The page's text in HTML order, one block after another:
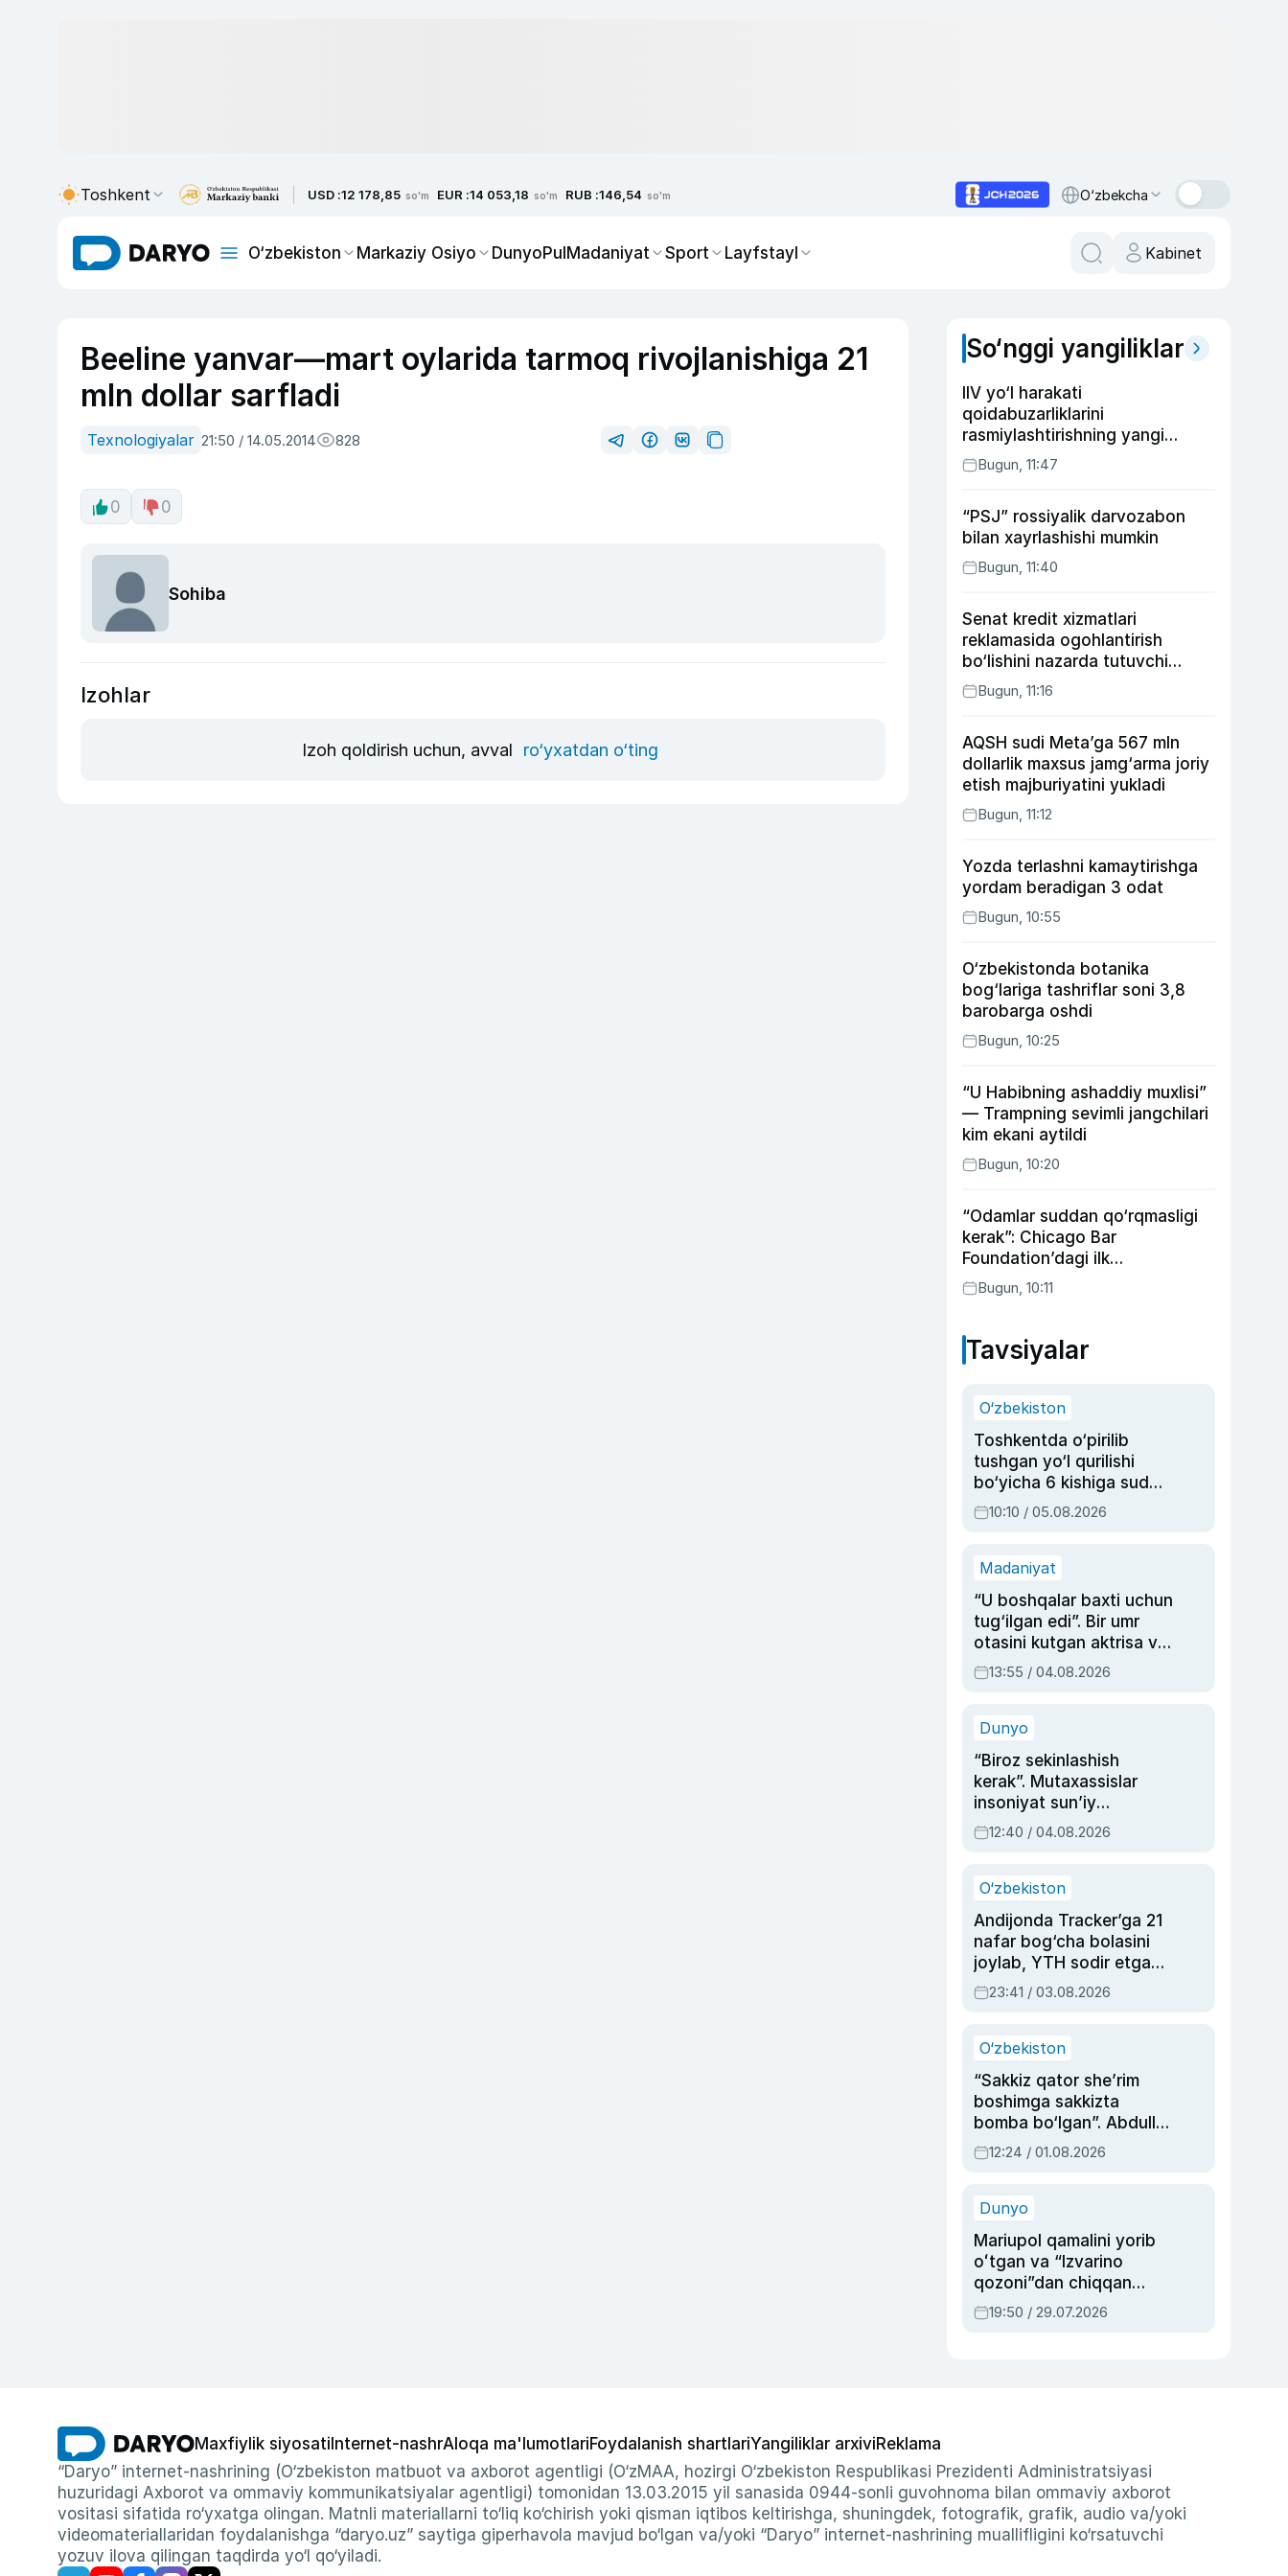
Toshkent USD :12 178,85 so'm EUR :14 053,18 so'm RUB :146,54 so'm O‘zbekcha
O‘zbekiston Markaziy Osiyo DunyoPulMadaniyat Sport Layfstayl Kabinet
Beeline yanvar—mart oylarida tarmoq rivojlanishiga 21
mln dollar sarfladi
Texnologiyalar 21:50 / 14.05.2014 828
0 0
Sohiba
Izohlar
Izoh qoldirish uchun, avval ro‘yxatdan o‘ting
So‘nggi yangiliklar
IIV yo‘l harakati
qoidabuzarliklarini
rasmiylashtirishning yangi
tartibini taklif qildi
Bugun, 11:47
“PSJ” rossiyalik darvozabon
bilan xayrlashishi mumkin
Bugun, 11:40
Senat kredit xizmatlari
reklamasida ogohlantirish
bo‘lishini nazarda tutuvchi
qonunni ma’qulladi
Bugun, 11:16
AQSH sudi Meta’ga 567 mln
dollarlik maxsus jamg‘arma joriy
etish majburiyatini yukladi
Bugun, 11:12
Yozda terlashni kamaytirishga
yordam beradigan 3 odat
Bugun, 10:55
O‘zbekistonda botanika
bog‘lariga tashriflar soni 3,8
barobarga oshdi
Bugun, 10:25
“U Habibning ashaddiy muxlisi”
— Trampning sevimli jangchilari
kim ekani aytildi
Bugun, 10:20
“Odamlar suddan qo‘rqmasligi
kerak”: Chicago Bar
Foundation’dagi ilk
o‘zbekistonlik Go‘zal
Abduaxatova
Bugun, 10:11
Tavsiyalar
O‘zbekiston
Toshkentda o‘pirilib
tushgan yo‘l qurilishi
bo‘yicha 6 kishiga sud
hukmi o‘qildi
10:10 / 05.08.2026
Madaniyat
“U boshqalar baxti uchun
tug‘ilgan edi”. Bir umr
otasini kutgan aktrisa va
dublyaj ustasi Rimma
Ahmedovaning
13:55 / 04.08.2026
Dunyo
“Biroz sekinlashish
kerak”. Mutaxassislar
insoniyat sun’iy
intellektni boshqara
olmay qolishidan xavotir
12:40 / 04.08.2026
O‘zbekiston
Andijonda Tracker’ga 21
nafar bog‘cha bolasini
joylab, YTH sodir etgan
ayolga sud hukmi o‘qildi
23:41 / 03.08.2026
O‘zbekiston
“Sakkiz qator she’rim
boshimga sakkizta
bomba bo‘lgan”. Abdulla
Oripovni siyosiy
ayblovlardan asrab
12:24 / 01.08.2026
Dunyo
Mariupol qamalini yorib
oʻtgan va “Izvarino
qozoni”dan chiqqan
qahramon — Ukraina
armiyasi bosh
19:50 / 29.07.2026
Maxfiylik siyosati Internet-nashrAloqa ma'lumotlariFoydalanish shartlariYangiliklar arxiviReklama
“Daryo” internet-nashrining (O‘zbekiston matbuot va axborot agentligi (O‘zMAA, hozirgi O‘zbekiston Respublikasi Prezidenti Administratsiyasi
huzuridagi Axborot va ommaviy kommunikatsiyalar agentligi) tomonidan 13.03.2015 yil sanasida 0944-sonli guvohnoma bilan ommaviy axborot
vositasi sifatida ro‘yxatga olingan. Matnli materiallarni to‘liq ko‘chirish yoki qisman iqtibos keltirishga, shuningdek, fotografik, grafik, audio va/yoki
videomateriallaridan foydalanishga “daryo.uz” saytiga giperhavola mavjud bo‘lgan va/yoki “Daryo” internet-nashrining muallifligini ko‘rsatuvchi
yozuv ilova qilingan taqdirda yo‘l qo‘yiladi.